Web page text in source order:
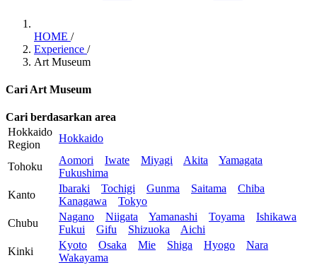
HOME /
Experience /
Art Museum
Cari Art Museum
Cari berdasarkan area
Hokkaido
Region
Hokkaido
Tohoku
Aomori Iwate Miyagi Akita
Yamagata
Fukushima
Kanto
Ibaraki Tochigi Gunma Saitama
Chiba
Kanagawa
Tokyo
Chubu
Nagano Niigata Yamanashi Toyama
Ishikawa
Fukui
Gifu Shizuoka
Aichi
Kinki
Kyoto Osaka Mie Shiga Hyogo
Nara
Wakayama